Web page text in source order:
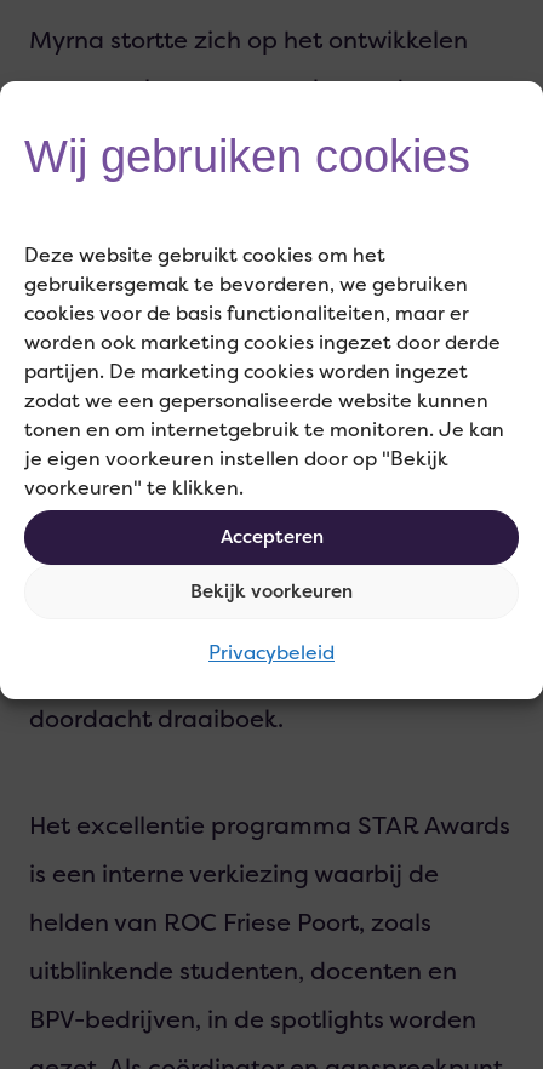
Wij gebruiken cookies
Deze website gebruikt cookies om het
gebruikersgemak te bevorderen, we gebruiken
cookies voor de basis functionaliteiten, maar er
worden ook marketing cookies ingezet door derde
partijen. De marketing cookies worden ingezet
zodat we een gepersonaliseerde website kunnen
tonen en om internetgebruik te monitoren. Je kan
je eigen voorkeuren instellen door op "Bekijk
voorkeuren" te klikken.
Accepteren
Bekijk voorkeuren
Privacybeleid
Myrna stortte zich op het ontwikkelen
van een plan van aanpak voor de
excellentie programma’s. Ze stapte
halverwege december in en kon gelijk
Awards moest namelijk in januari al live.
Een mooie uitdaging! Zonder aarzelen
stelde ze zichzelf enkele cruciale vragen:
Wat moet er precies gebeuren? Wat is er
al voorbereid? Welke taken kan ik
oppakken en wat moet er nog worden
opgepakt in het team? Dankzij haar
project om te zetten naar een goed
doordacht draaiboek.
Het excellentie programma STAR Awards
is een interne verkiezing waarbij de
helden van ROC Friese Poort, zoals
uitblinkende studenten, docenten en
BPV-bedrijven, in de spotlights worden